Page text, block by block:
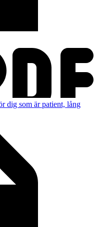
dig som är patient, lång